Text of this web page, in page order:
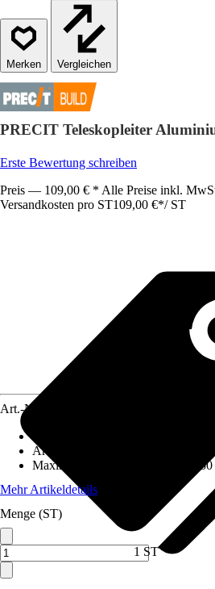
Vergleichen
PRECIT Teleskopleiter
Erste Bewertung schreiben
Preis — 109,00 € * Alle Preise inkl.
Versandkosten pro ST109,00 €*/ ST
Art.-Nr.
Arbeitshöhe
Maximales Belastungsgewicht
Mehr Artikeldetails
Menge (ST)
1 ST